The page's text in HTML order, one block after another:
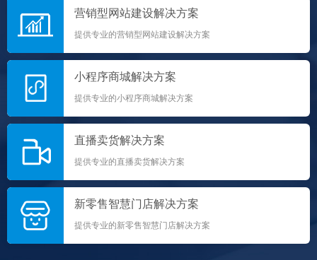
营销型网站建设解决方案
提供专业的营销型网站建设解决方案
小程序商城解决方案
提供专业的小程序商城解决方案
直播卖货解决方案
提供专业的直播卖货解决方案
新零售智慧门店解决方案
提供专业的新零售智慧门店解决方案